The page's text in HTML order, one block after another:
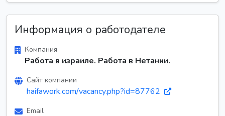
Информация о работодателе
Компания
Работа в израиле. Работа в Нетании.
Сайт компании
haifawork.com/vacancy.php?id=87762
Email